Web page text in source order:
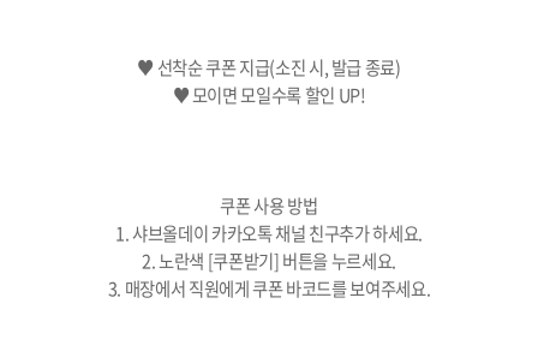
♥ 선착순 쿠폰 지급(소진 시, 발급 종료)
♥ 모이면 모일수록 할인 UP!
쿠폰 사용 방법
1. 샤브올데이 카카오톡 채널 친구추가 하세요.
2. 노란색 [쿠폰받기] 버튼을 누르세요.
3. 매장에서 직원에게 쿠폰 바코드를 보여주세요.